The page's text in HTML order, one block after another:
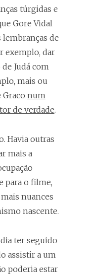
túrgidas e
Gore Vidal
lembranças de
exemplo, dar
Judá com
mais ou
num
de verdade.
Havia outras
mais a
para o filme,
nuances
nascente.
ter seguido
assistir a um
poderia estar